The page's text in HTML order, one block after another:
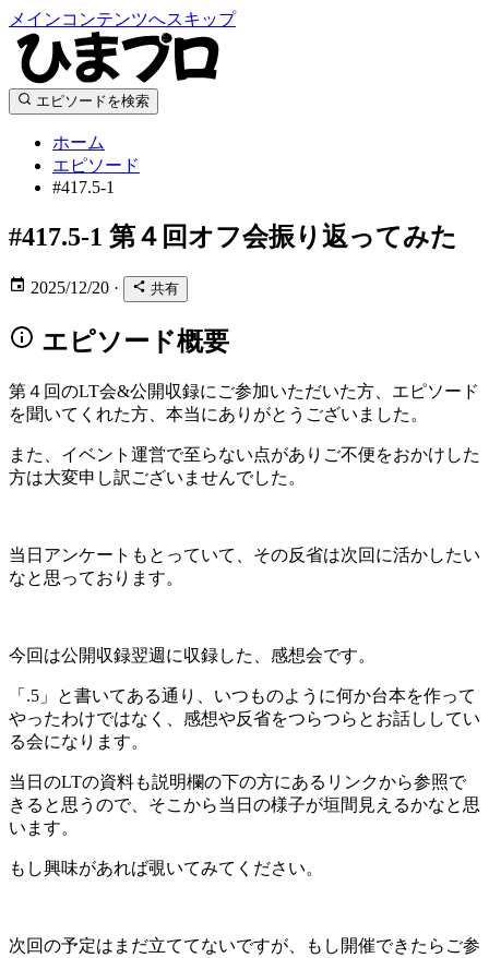
メインコンテンツへスキップ
エピソードを検索
ホーム
エピソード
#417.5-1
#417.5-1 第４回オフ会振り返ってみた
2025/12/20 · 共有
エピソード概要
第４回のLT会&公開収録にご参加いただいた方、エピソード
を聞いてくれた方、本当にありがとうございました。
また、イベント運営で至らない点がありご不便をおかけした
方は大変申し訳ございませんでした。
当日アンケートもとっていて、その反省は次回に活かしたい
なと思っております。
今回は公開収録翌週に収録した、感想会です。
「.5」と書いてある通り、いつものように何か台本を作って
やったわけではなく、感想や反省をつらつらとお話ししてい
る会になります。
当日のLTの資料も説明欄の下の方にあるリンクから参照で
きると思うので、そこから当日の様子が垣間見えるかなと思
います。
もし興味があれば覗いてみてください。
次回の予定はまだ立ててないですが、もし開催できたらご参